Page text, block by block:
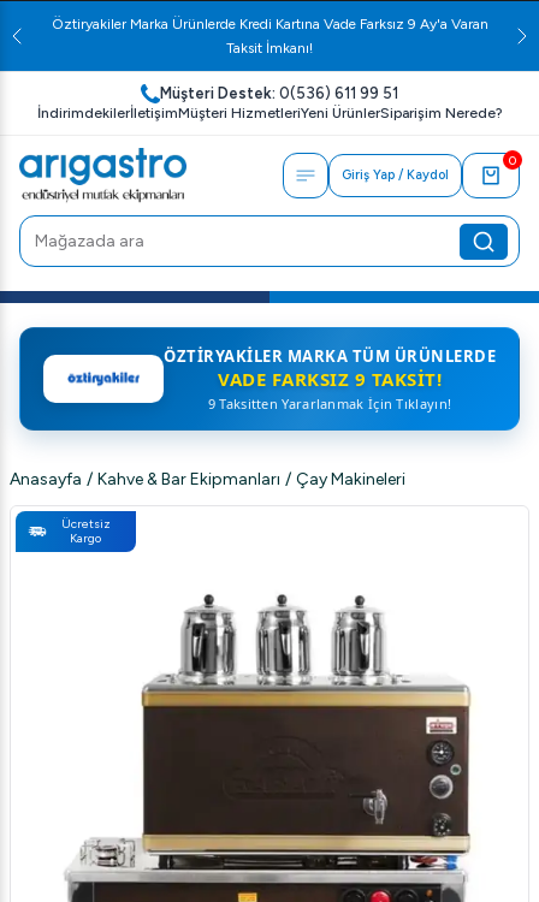
Öztiryakiler Marka Ürünlerde Kredi Kartına Vade Farksız 9 Ay'a Varan
Taksit İmkanı!
Müşteri Destek: 0(536) 611 99 51
İndirimdekilerİletişimMüşteri HizmetleriYeni ÜrünlerSiparişim Nerede?
Giriş Yap / Kaydol
0
ÖZTIRYAKILER MARKA TÜM ÜRÜNLERDE
VADE FARKSIZ 9 TAKSIT!
9 Taksitten Yararlanmak İçin Tıklayın!
Anasayfa / Kahve & Bar Ekipmanları / Çay Makineleri
Ücretsiz
Kargo